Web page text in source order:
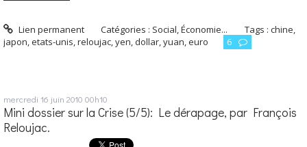
Lien permanent Catégories : Social, Économie... Tags :chine,
japon,etats-unis,reloujac,yen, dollar,yuan,euro 6
mercredi 16 juin 2010 00h10
Mini dossier sur la Crise (5/5): Le dérapage, par François
Reloujac.